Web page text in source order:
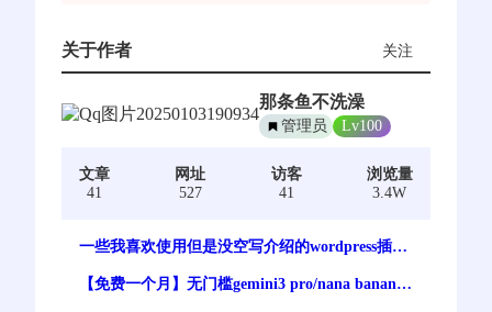
关于作者 关注
那条鱼不洗澡
管理员 Lv100
文章
41
网址
527
访客
41
浏览量
3.4W
一些我喜欢使用但是没空写介绍的wordpress插件
【免费一个月】无门槛gemini3 pro/nana banana